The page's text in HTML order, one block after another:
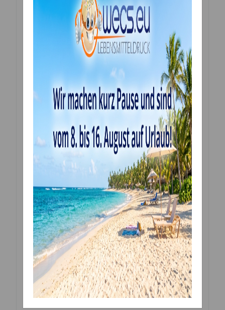
Sie erhalten ein Bild, gedruckt in höchster Qualität
individuell und ganz frisch für Sie gefertigt.
Bitte die Folie vor dem Verwenden entfernen. Sie
können die Bilder ganz einfach mit einer Schere oder
einem Skalpell ausschneiden. Eine genaue Anleitung
liegt dem Produkt bei.
Sollten Sie Sonderwünsche oder Fragen haben …
nehmen sie doch bitte einfach mit uns Kontakt auf:
Tel. oder WhatsApp: +4369913702462 (ab 14:00 Uhr)
Verdickungsmittel E1422, Süßungsmittel E420ii, E955;
Tapiokadextrin, Sheabutter, Feuchthaltemittel E422,
Emulgator E471, Stabilisator E407, E466, E415; Aroma,
Säureregulator E330, Konservierungsmittel E202
Lebensmitteltinte Farbstoffe je nach Vorlage in
unterschiedlichen Mengen:
Wasser, Trägerstoff: E1520, Feuchthaltemittel: E422,
Farbstoff: E151, Farbstoffe:E110* ,E102*,E122*, E133*
Emulgator: E433
* Kann Aktivität und Aufmerksamkeit von Kindern
beeinträchtigen
Allergeninformation gemäß EU VO 1169/2011